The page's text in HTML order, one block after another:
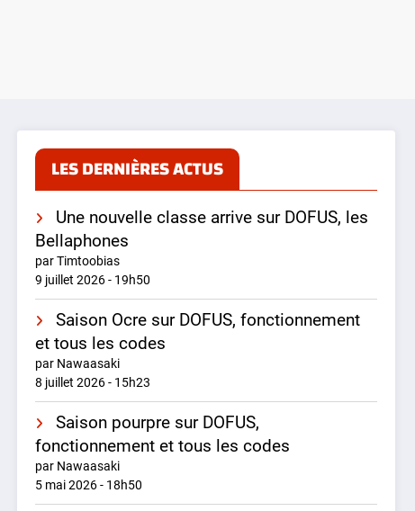
LES DERNIÈRES ACTUS
Une nouvelle classe arrive sur DOFUS, les
Bellaphones
par Timtoobias
9 juillet 2026 - 19h50
Saison Ocre sur DOFUS, fonctionnement
et tous les codes
par Nawaasaki
8 juillet 2026 - 15h23
Saison pourpre sur DOFUS,
fonctionnement et tous les codes
par Nawaasaki
5 mai 2026 - 18h50